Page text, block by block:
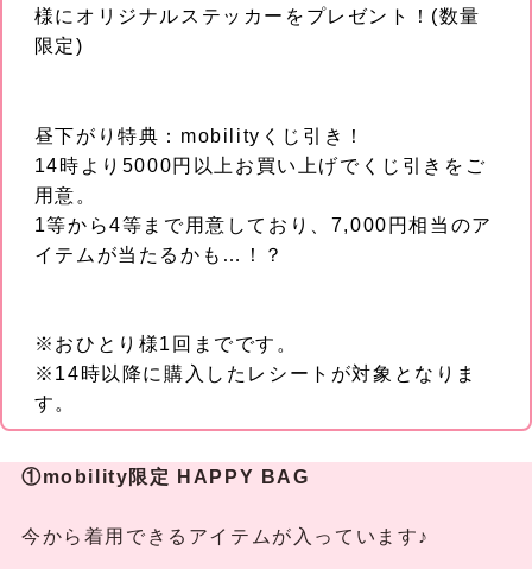
様にオリジナルステッカーをプレゼント！(数量
限定)
昼下がり特典：mobilityくじ引き！
14時より5000円以上お買い上げでくじ引きをご
用意。
1等から4等まで用意しており、7,000円相当のア
イテムが当たるかも…！？
※おひとり様1回までです。
※14時以降に購入したレシートが対象となりま
す。
①mobility限定 HAPPY BAG
今から着用できるアイテムが入っています♪